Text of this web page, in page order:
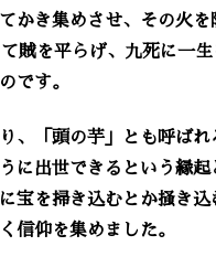
かき集めさせ、その火を
賊を平らげ、九死に一生
です。
、「頭の芋」とも呼ばれ
に出世できるという縁起
宝を掃き込むとか掻き
信仰を集めました。